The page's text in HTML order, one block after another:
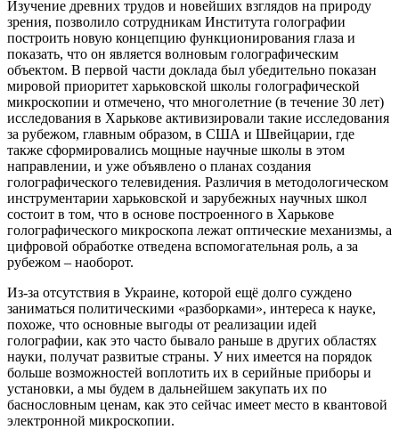
Изучение древних трудов и новейших взглядов на природу
зрения, позволило сотрудникам Института голографии
построить новую концепцию функционирования глаза и
показать, что он является волновым голографическим
объектом. В первой части доклада был убедительно показан
мировой приоритет харьковской школы голографической
микроскопии и отмечено, что многолетние (в течение 30 лет)
исследования в Харькове активизировали такие исследования
за рубежом, главным образом, в США и Швейцарии, где
также сформировались мощные научные школы в этом
направлении, и уже объявлено о планах создания
голографического телевидения. Различия в методологическом
инструментарии харьковской и зарубежных научных школ
состоит в том, что в основе построенного в Харькове
голографического микроскопа лежат оптические механизмы, а
цифровой обработке отведена вспомогательная роль, а за
рубежом – наоборот.
Из-за отсутствия в Украине, которой ещё долго суждено
заниматься политическими «разборками», интереса к науке,
похоже, что основные выгоды от реализации идей
голографии, как это часто бывало раньше в других областях
науки, получат развитые страны. У них имеется на порядок
больше возможностей воплотить их в серийные приборы и
установки, а мы будем в дальнейшем закупать их по
баснословным ценам, как это сейчас имеет место в квантовой
электронной микроскопии.